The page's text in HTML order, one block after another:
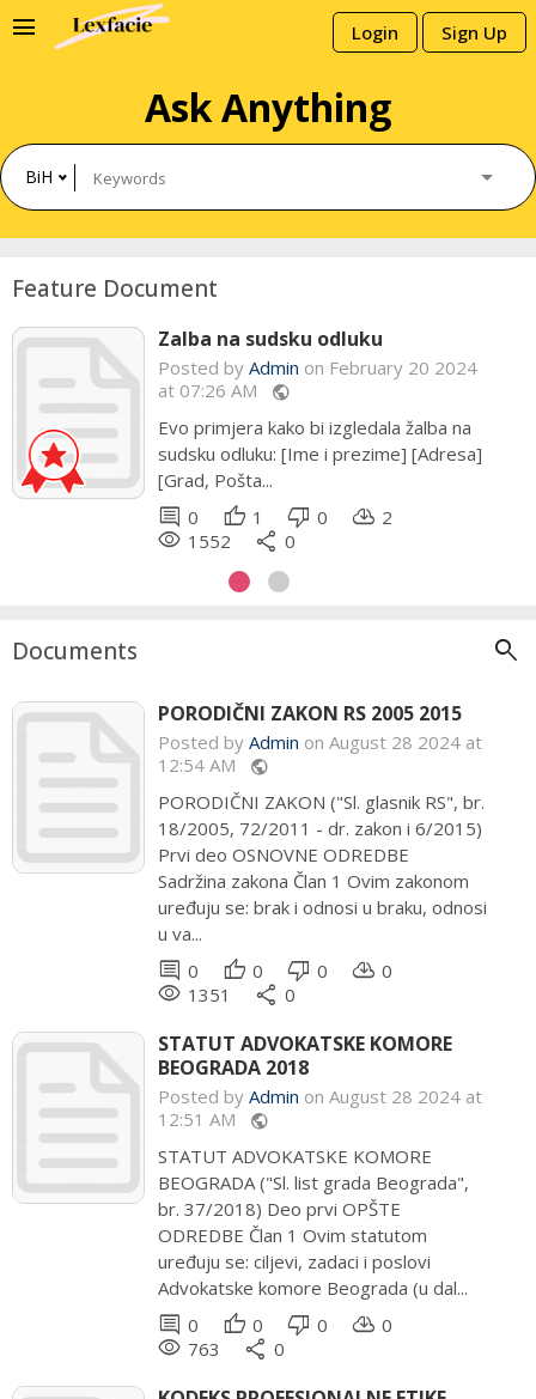
Login Sign Up
menu
Ask Anything
BiH
Feature Document
Zalba na sudsku odluku
Posted by Admin on February 20 2024
at 07:26 AM public
Evo primjera kako bi izgledala žalba na
sudsku odluku: [Ime i prezime] [Adresa]
[Grad, Pošta...
comment 0 thumb_up 1 thumb_down 0 cloud_download 2
remove_red_eye 1552 share 0
Admin
public
UGOVOR O RADU Zaključen dana
[datum zaključenja ugovora] godine u
[mjesto zaključenja ugovora]...
comment 0 thumb_up 0 thumb_down 0 cloud_download 0
remove_red_eye 1811 share 0
Documents search
PORODIČNI ZAKON RS 2005 2015
Posted by Admin on August 28 2024 at
12:54 AM public
PORODIČNI ZAKON ("Sl. glasnik RS", br.
18/2005, 72/2011 - dr. zakon i 6/2015)
Prvi deo OSNOVNE ODREDBE
Sadržina zakona Član 1 Ovim zakonom
uređuju se: brak i odnosi u braku, odnosi
u va...
comment 0 thumb_up 0 thumb_down 0 cloud_download 0
remove_red_eye 1351 share 0
STATUT ADVOKATSKE KOMORE
BEOGRADA 2018
Posted by Admin on August 28 2024 at
12:51 AM public
STATUT ADVOKATSKE KOMORE
BEOGRADA ("Sl. list grada Beograda",
br. 37/2018) Deo prvi OPŠTE
ODREDBE Član 1 Ovim statutom
uređuju se: ciljevi, zadaci i poslovi
Advokatske komore Beograda (u dal...
comment 0 thumb_up 0 thumb_down 0 cloud_download 0
remove_red_eye 763 share 0